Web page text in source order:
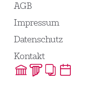
AGB
Impressum
Datenschutz
Kontakt